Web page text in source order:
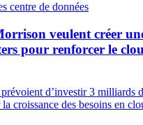
centre de données
veulent créer
pour renforcer le
d’investir 3 milliards
la croissance des besoins en